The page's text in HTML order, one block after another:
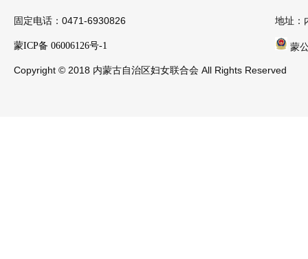
固定电话：0471-6930826 地址：
蒙ICP备 06006126号-1 蒙
Copyright © 2018 内蒙古自治区妇女联合会 All Rights Reserved